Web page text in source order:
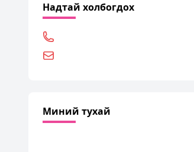
Надтай холбогдох
Миний тухай